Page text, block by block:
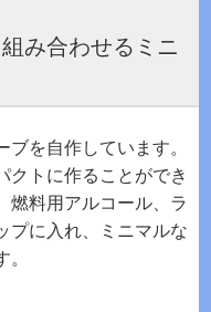
み合わせるミニ
を自作しています。
クトに作ることができ
燃料用アルコール、ラ
プに入れ、ミニマルな